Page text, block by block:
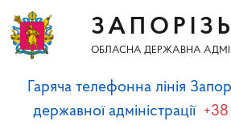
ОБЛАСНА ДЕРЖАВНА
Гаряча телефонна лінія
державної адміністрації